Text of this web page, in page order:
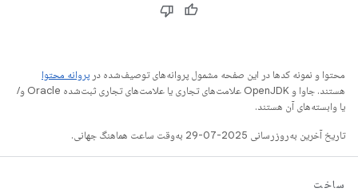
محتوا و نمونه کدها در این صفحه مشمول پروانه‌های توصیف‌شده در پروانه محتوا
هستند. جاوا و OpenJDK علامت‌های تجاری یا علامت‌های تجاری ثبت‌شده Oracle و/
یا وابسته‌های آن هستند.
تاریخ آخرین به‌روزرسانی 2025-07-29 به‌وقت ساعت هماهنگ جهانی.
ساخت